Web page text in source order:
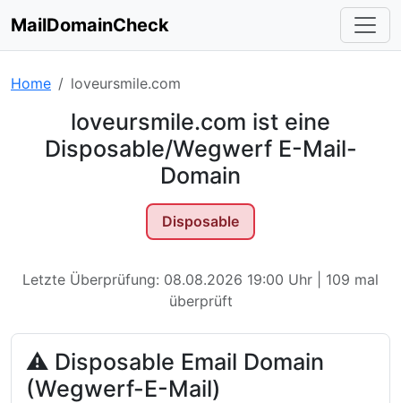
MailDomainCheck
Home loveursmile.com
loveursmile.com ist eine
Disposable/Wegwerf E-Mail-
Domain
Disposable
Letzte Überprüfung: 08.08.2026 19:00 Uhr | 109 mal
überprüft
⚠ Disposable Email Domain
(Wegwerf-E-Mail)